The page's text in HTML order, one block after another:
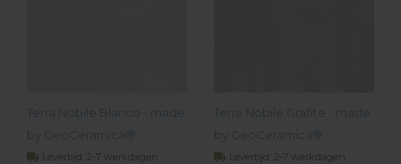
Terra Nobile Blanco - made
by GeoCeramica®
Levertijd: 2-7 werkdagen
Terra Nobile Grafite - made
by GeoCeramica®
Levertijd: 2-7 werkdagen